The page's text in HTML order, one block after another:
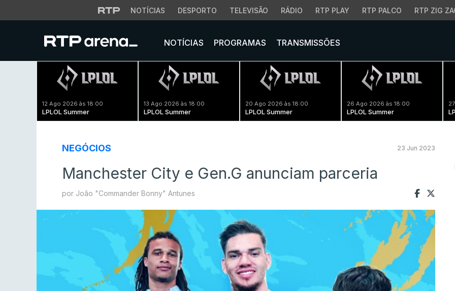
NOTÍCIAS DESPORTO TELEVISÃO RÁDIO RTP PLAY RTP PALCO RTP ZIG
NOTÍCIAS PROGRAMAS TRANSMISSÕES
12 Ago 2026 às 18:00
LPLOL Summer
13 Ago 2026 às 18:00
LPLOL Summer
20 Ago 2026 às 18:00
LPLOL Summer
26 Ago 2026 às 18:00
LPLOL Summer
NEGÓCIOS 23 Jun 2023
Manchester City e Gen.G anunciam parceria
por João "Commander Bonny" Antunes